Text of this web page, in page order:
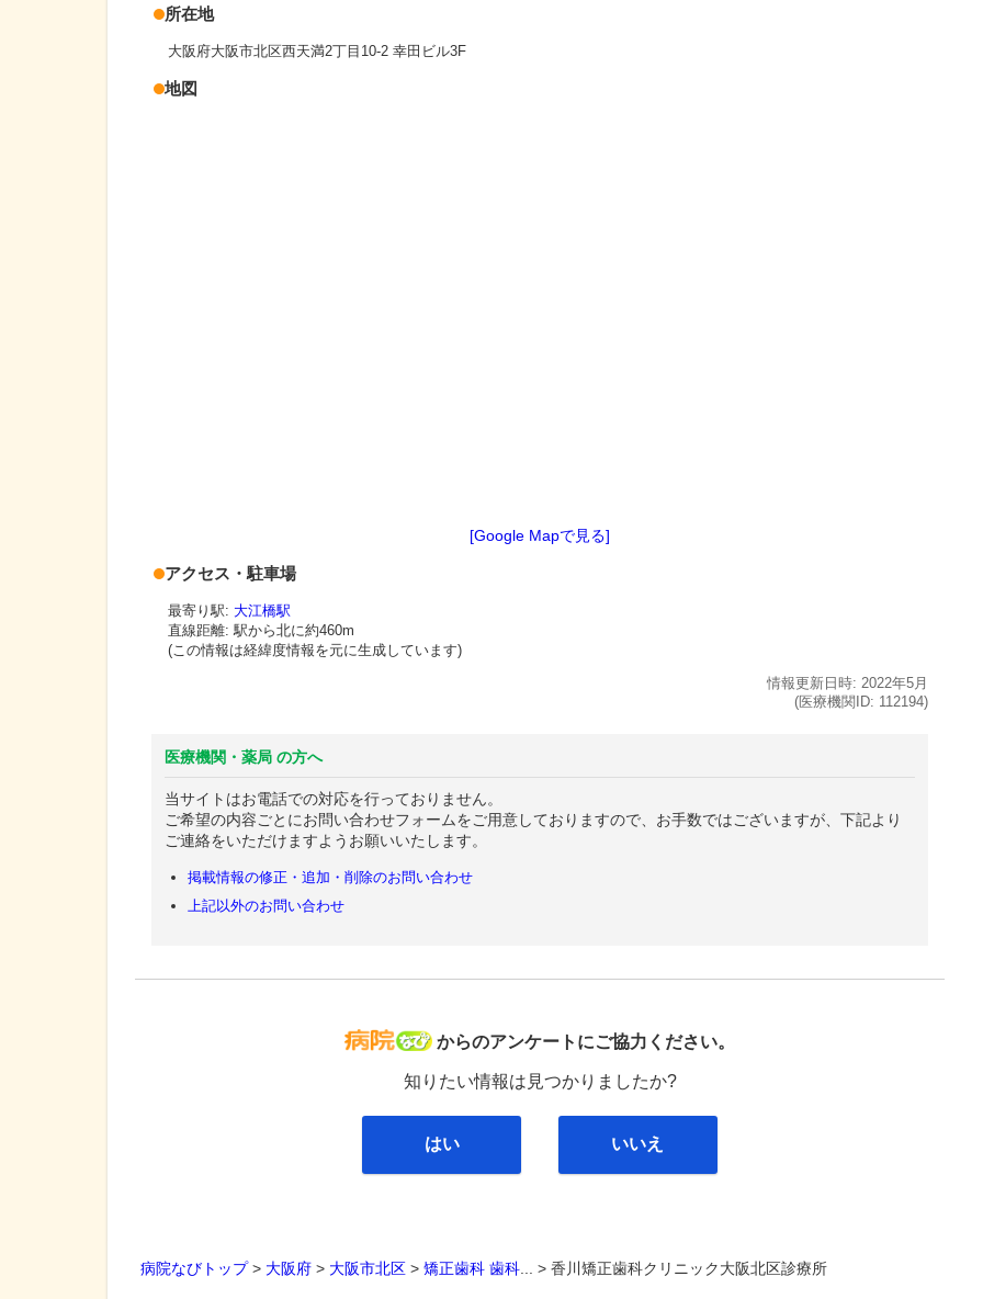
所在地
大阪府大阪市北区西天満2丁目10-2 幸田ビル3F
地図
[Google Mapで見る]
アクセス・駐車場
最寄り駅: 大江橋駅
直線距離: 駅から北に約460m
(この情報は経緯度情報を元に生成しています)
情報更新日時: 2022年5月
(医療機関ID: 112194)
医療機関・薬局 の方へ
当サイトはお電話での対応を行っておりません。
ご希望の内容ごとにお問い合わせフォームをご用意しておりますので、お手数ではございますが、下記より
ご連絡をいただけますようお願いいたします。
掲載情報の修正・追加・削除のお問い合わせ
上記以外のお問い合わせ
病院なび
からのアンケートにご協力ください。
知りたい情報は見つかりましたか?
はい いいえ
病院なびトップ> 大阪府 > 大阪市北区 > 矯正歯科 歯科 ... > 香川矯正歯科クリニック大阪北区診療所